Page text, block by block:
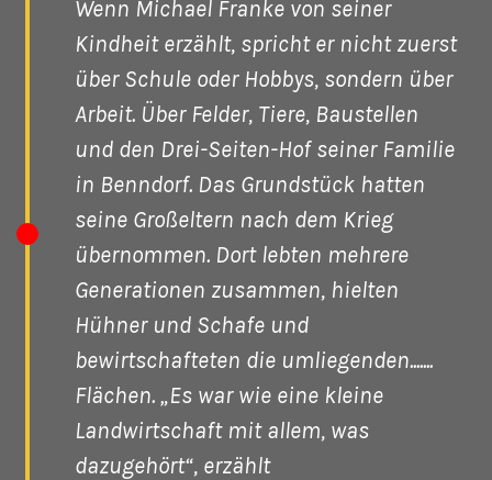
Wenn Michael Franke von seiner
Kindheit erzählt, spricht er nicht zuerst
über Schule oder Hobbys, sondern über
Arbeit. Über Felder, Tiere, Baustellen
und den Drei-Seiten-Hof seiner Familie
in Benndorf. Das Grundstück hatten
seine Großeltern nach dem Krieg
übernommen. Dort lebten mehrere
Generationen zusammen, hielten
Hühner und Schafe und
bewirtschafteten die umliegenden.......
Flächen. „Es war wie eine kleine
Landwirtschaft mit allem, was
dazugehört“, erzählt